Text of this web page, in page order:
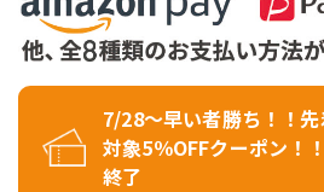
7/28～早い者勝ち！！
対象5％OFFクーポン！
終了